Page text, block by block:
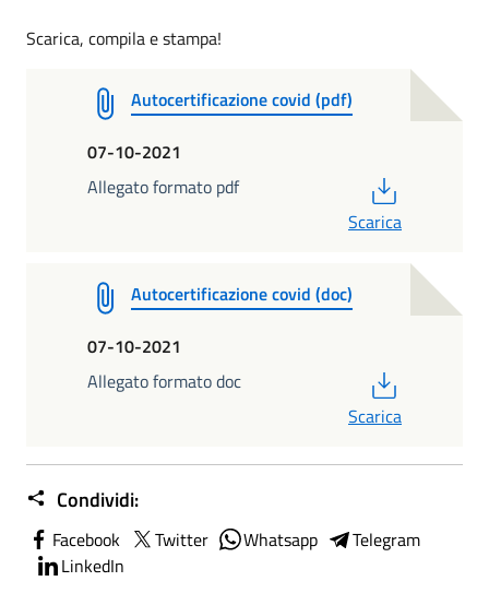
Scarica, compila e stampa!
Autocertificazione covid (pdf)
07-10-2021
Allegato formato pdf
Scarica
Autocertificazione covid (doc)
07-10-2021
Allegato formato doc
Scarica
Condividi:
Facebook Twitter Whatsapp
Telegram
LinkedIn